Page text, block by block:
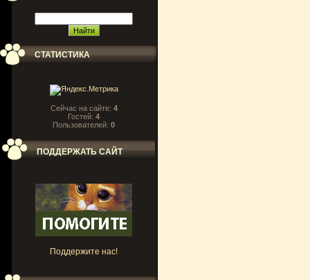
СТАТИСТИКА
Сейчас на сайте: 4
Гостей: 4
Пользователей: 0
ПОДДЕРЖАТЬ САЙТ
Поддержите нас!